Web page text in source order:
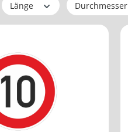
Länge Durchmesser